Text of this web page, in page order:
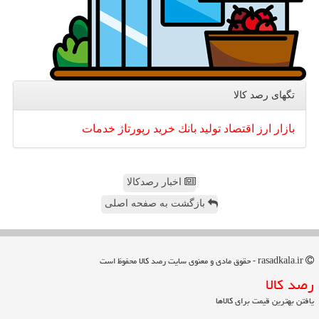
تگهای رصد كالا
بازار ارز اقتصاد تولید بانك خرید رپورتاژ خدمات
اخبار رصدکالا
بازگشت به صفحه اصلی
رصد كالا
یافتن بهترین قیمت برای کالاها